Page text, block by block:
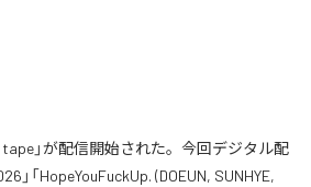
tape」が配信開始された。今回デジタル配
」「HopeYouFuckUp. (DOEUN, SUNHYE,